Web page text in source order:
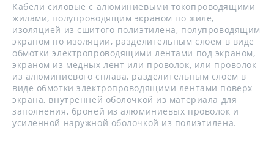
Кабели силовые с алюминиевыми токопроводящими
жилами, полупроводящим экраном по жиле,
изоляцией из сшитого полиэтилена, полупроводящим
экраном по изоляции, разделительным слоем в виде
обмотки электропроводящими лентами под экраном,
экраном из медных лент или проволок, или проволок
из алюминиевого сплава, разделительным слоем в
виде обмотки электропроводящими лентами поверх
экрана, внутренней оболочкой из материала для
заполнения, броней из алюминиевых проволок и
усиленной наружной оболочкой из полиэтилена.